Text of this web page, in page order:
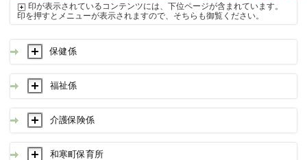
印が表示されているコンテンツには、下位ページが含まれています。
印を押すとメニューが表示されますので、そちらも御覧ください。
保健係
福祉係
介護保険係
和寒町保育所